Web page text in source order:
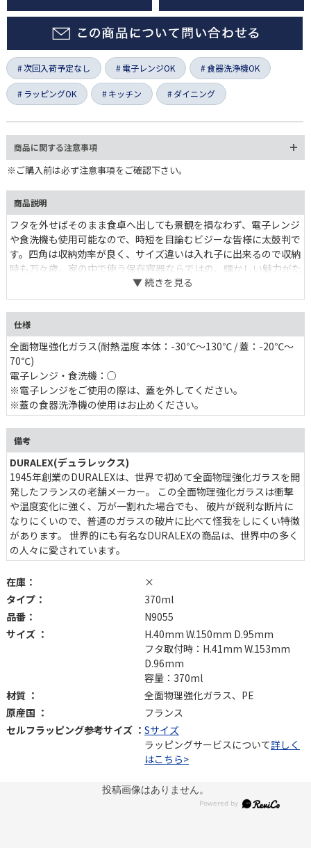
次回入荷予定なし 電子レンジOK 食器洗浄機OK
ラッピングOK キッチン ダイニング
商品に関する注意事項
※ご購入前は必ず注意事項をご確認下さい。
商品説明
フタを外せばそのまま食卓へ出しても景観を損なわず、電子レンジ
食洗機も使用可能なので、時短を目論むビジーな皆様に太鼓判で
す。四角は収納効率が良く、サイズ違いは入れ子に出来るので収納
時も万々歳。家の中で使う保存容器ならではの、輝かしい魅力がた
っぷりです。長さのある食材に便利な370mlタイプ。
仕様
全面物理強化ガラス(耐熱温度 本体：-30℃〜130℃ / 蓋：-20℃〜
70℃)
電子レンジ・食洗機：○
※電子レンジをご使用の際は、蓋を外してください。
※蓋の食器洗浄機の使用はお止めください。
備考
DURALEX(デュラレックス)
1945年創業のDURALEXは、世界で初めて全面物理強化ガラスを開
発したフランスの老舗メーカー。 この全面物理強化ガラスは衝撃
温度変化に強く、万が一割れた場合でも、 破片が鋭利な断片に
なりにくいので、普通のガラスの破片に比べて怪我をしにくい特徴
があります。 世界的にも有名なDURALEXの商品は、世界中の多く
の人々に愛されています。
在庫：
×
タイプ：
370ml
品番：
N9055
サイズ ：
H.40mm W.150mm D.95mm
フタ取付時：H.41mm W.153mm
D.96mm
容量：370ml
材質 ：
全面物理強化ガラス、PE
原産国 ：
フランス
セルフラッピング参考サイズ ： Sサイズ
ラッピングサービスについて詳しく
はこちら>
投稿画像はありません。